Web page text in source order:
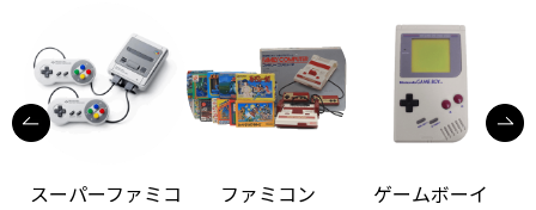
スーパーファミコ
ファミコン ゲームボーイ